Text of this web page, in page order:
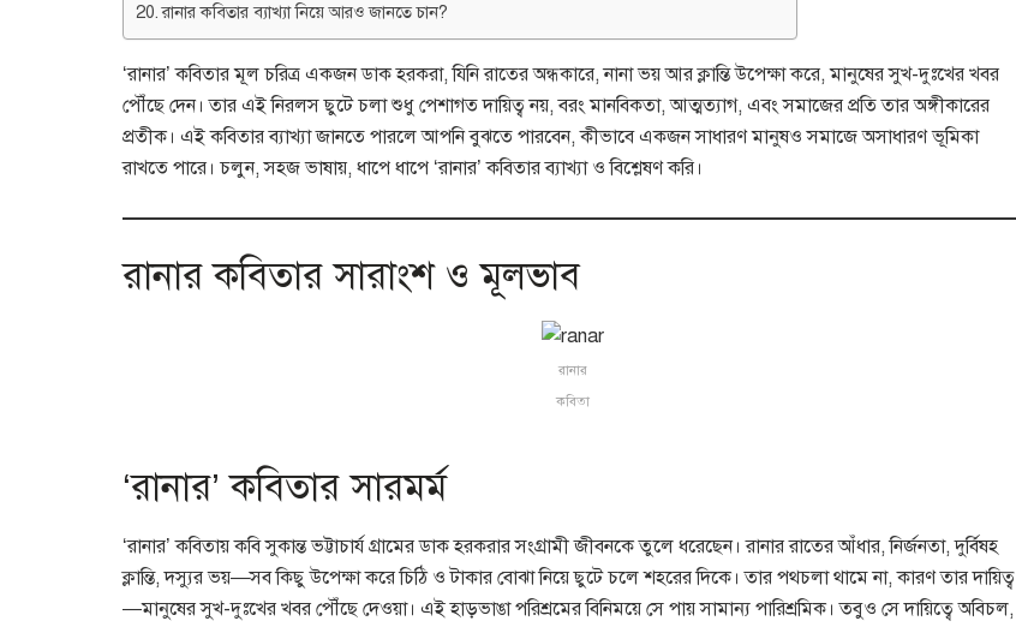
রানার কবিতার ব্যাখ্যা নিয়ে আরও জানতে চান?
‘রানার’ কবিতার মূল চরিত্র একজন ডাক হরকরা, যিনি রাতের অন্ধকারে, নানা ভয় আর ক্লান্তি উপেক্ষা করে, মানুষের সুখ-দুঃখের খবর
পৌঁছে দেন। তার এই নিরলস ছুটে চলা শুধু পেশাগত দায়িত্ব নয়, বরং মানবিকতা, আত্মত্যাগ, এবং সমাজের প্রতি তার অঙ্গীকারের
প্রতীক। এই কবিতার ব্যাখ্যা জানতে পারলে আপনি বুঝতে পারবেন, কীভাবে একজন সাধারণ মানুষও সমাজে অসাধারণ ভূমিকা
রাখতে পারে। চলুন, সহজ ভাষায়, ধাপে ধাপে ‘রানার’ কবিতার ব্যাখ্যা ও বিশ্লেষণ করি।
রানার কবিতার সারাংশ ও মূলভাব
রানার
কবিতা
‘রানার’ কবিতার সারমর্ম
‘রানার’ কবিতায় কবি সুকান্ত ভট্টাচার্য গ্রামের ডাক হরকরার সংগ্রামী জীবনকে তুলে ধরেছেন। রানার রাতের আঁধার, নির্জনতা, দুর্বিষহ
ক্লান্তি, দস্যুর ভয়—সব কিছু উপেক্ষা করে চিঠি ও টাকার বোঝা নিয়ে ছুটে চলে শহরের দিকে। তার পথচলা থামে না, কারণ তার দায়িত্ব
—মানুষের সুখ-দুঃখের খবর পৌঁছে দেওয়া। এই হাড়ভাঙা পরিশ্রমের বিনিময়ে সে পায় সামান্য পারিশ্রমিক। তবুও সে দায়িত্বে অবিচল,